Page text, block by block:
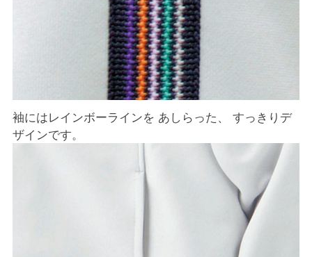
袖にはレインボーラインを あしらった、 すっきりデ
ザインです。